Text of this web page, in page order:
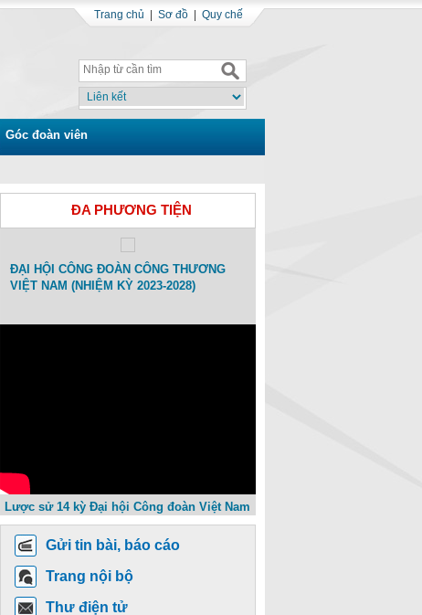
Trang chủ Sơ đồ Quy chế
Góc đoàn viên
ĐA PHƯƠNG TIỆN
ĐẠI HỘI CÔNG ĐOÀN CÔNG THƯƠNG
VIỆT NAM (NHIỆM KỲ 2023-2028)
Lược sử 14 kỳ Đại hội Công đoàn Việt Nam
Gửi tin bài, báo cáo
Trang nội bộ
Thư điện tử